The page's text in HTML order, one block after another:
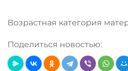
Возрастная категория
Поделиться новостью: